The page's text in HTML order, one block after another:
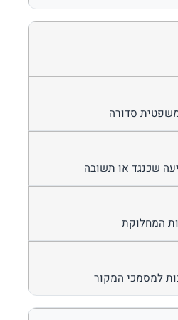
סדורה
שכנגד או תשובה
המחלוקת
למסמכי המקור